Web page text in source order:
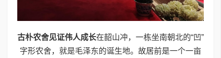
古朴农舍见证伟人成长在韶山冲，一栋坐南朝北的“凹”
字形农舍，就是毛泽东的诞生地。故居前是一个一亩